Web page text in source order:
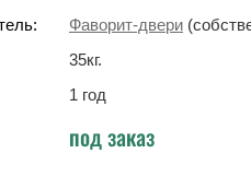
Фаворит-двери
35кг.
1 год
под заказ